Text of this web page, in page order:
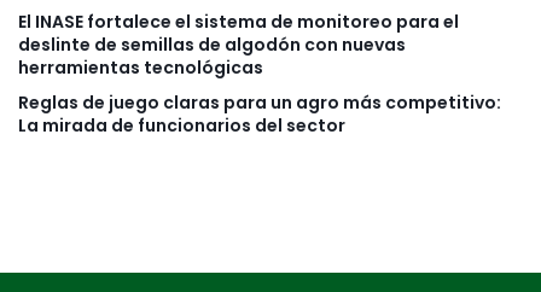
El INASE fortalece el sistema de monitoreo para el
deslinte de semillas de algodón con nuevas
herramientas tecnológicas
Reglas de juego claras para un agro más competitivo:
La mirada de funcionarios del sector